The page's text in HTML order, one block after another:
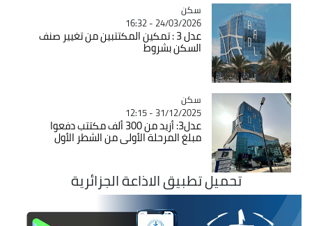
Catégorie
سكن
24/03/2026 - 16:32
عدل 3 : تمكين المكتتبين من تغيير صنف
السكن بشروط
Catégorie
سكن
31/12/2025 - 12:15
عدل3: أزيد من 300 ألف مكتتب دفعوا
مبلغ المرحلة الأولى من الشطر الأول
تحميل تطبيق الاذاعة الجزائرية